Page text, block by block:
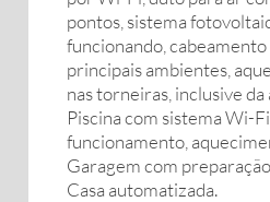
pontos, sistema
funcionando,
principais ambientes,
nas torneiras, inclusive
Piscina com sistema Wi-
funcionamento,
Garagem com
Casa automatizada.